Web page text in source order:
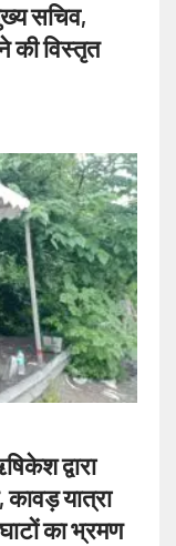
सचिव,
विस्तृत
द्वारा
कावड़ यात्रा
का भ्रमण